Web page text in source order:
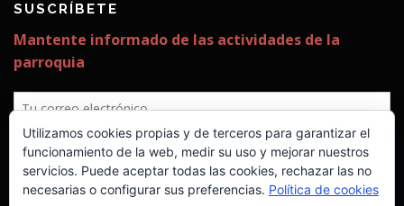
SUSCRÍBETE
Utilizamos cookies propias y de terceros para garantizar el
funcionamiento de la web, medir su uso y mejorar nuestros
servicios. Puede aceptar todas las cookies, rechazar las no
necesarias o configurar sus preferencias. Política de cookies